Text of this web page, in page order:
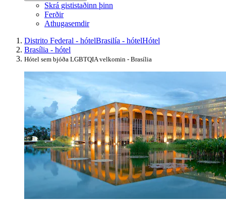
Skrá gististaðinn þinn
Ferðir
Athugasemdir
Distrito Federal - hótelBrasilía - hótelHótel
Brasília - hótel
Hótel sem bjóða LGBTQIA velkomin - Brasília